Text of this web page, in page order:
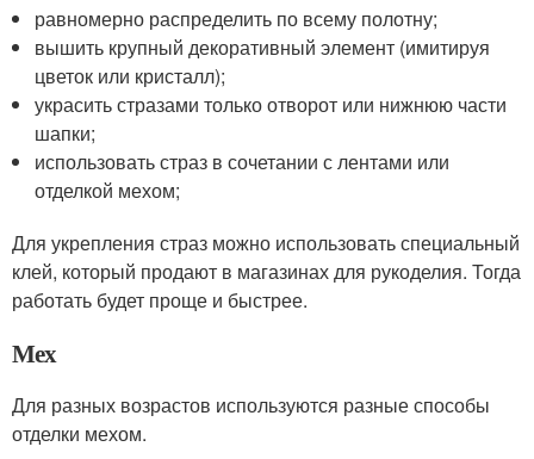
равномерно распределить по всему полотну;
вышить крупный декоративный элемент (имитируя
цветок или кристалл);
украсить стразами только отворот или нижнюю части
шапки;
использовать страз в сочетании с лентами или
отделкой мехом;
Для укрепления страз можно использовать специальный
клей, который продают в магазинах для рукоделия. Тогда
работать будет проще и быстрее.
Мех
Для разных возрастов используются разные способы
отделки мехом.